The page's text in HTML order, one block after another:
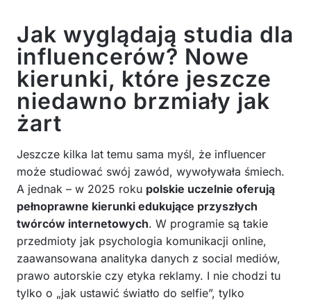
Jak wyglądają studia dla
influencerów? Nowe
kierunki, które jeszcze
niedawno brzmiały jak
żart
Jeszcze kilka lat temu sama myśl, że influencer
może studiować swój zawód, wywoływała śmiech.
A jednak – w 2025 roku polskie uczelnie oferują
pełnoprawne kierunki edukujące przyszłych
twórców internetowych. W programie są takie
przedmioty jak psychologia komunikacji online,
zaawansowana analityka danych z social mediów,
prawo autorskie czy etyka reklamy. I nie chodzi tu
tylko o „jak ustawić światło do selfie”, tylko